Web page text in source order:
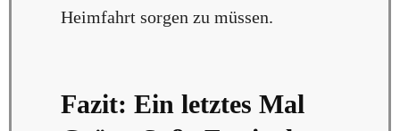
Heimfahrt sorgen zu müssen.
Fazit: Ein letztes Mal